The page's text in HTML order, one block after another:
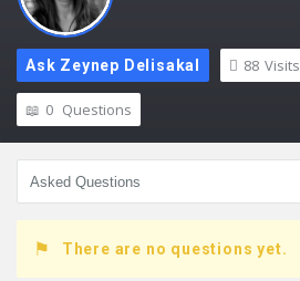
Ask Zeynep Delisakal 88 Visits
0 Questions
There are no questions yet.